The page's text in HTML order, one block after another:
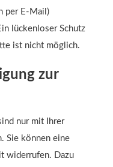
per E-Mail)
lückenloser Schutz
ist nicht möglich.
zur
nur mit Ihrer
Sie können eine
widerrufen. Dazu